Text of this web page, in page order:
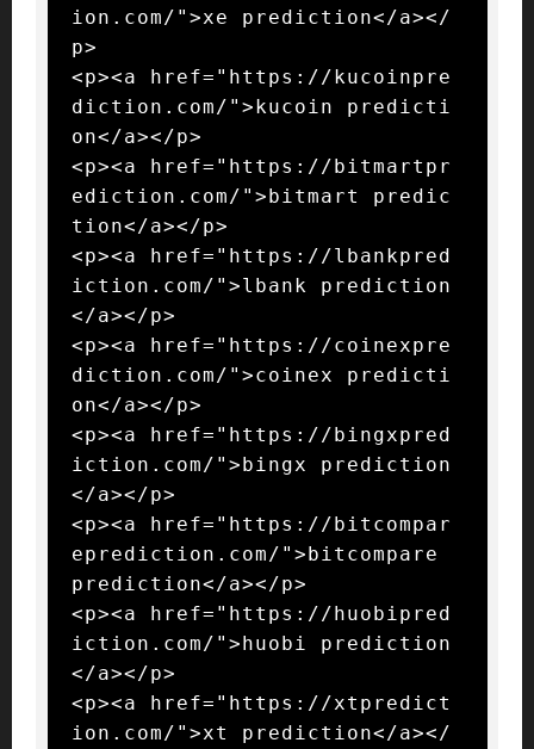
ion.com/">xe prediction</a></
p>
<p><a href="https://kucoinpre
diction.com/">kucoin predicti
on</a></p>
<p><a href="https://bitmartpr
ediction.com/">bitmart predic
tion</a></p>
<p><a href="https://lbankpred
iction.com/">lbank prediction
</a></p>
<p><a href="https://coinexpre
diction.com/">coinex predicti
on</a></p>
<p><a href="https://bingxpred
iction.com/">bingx prediction
</a></p>
<p><a href="https://bitcompar
eprediction.com/">bitcompare
prediction</a></p>
<p><a href="https://huobipred
iction.com/">huobi prediction
</a></p>
<p><a href="https://xtpredict
ion.com/">xt prediction</a></